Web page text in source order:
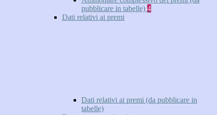
pubblicare in tabelle) 4
Dati relativi ai premi
Dati relativi ai premi (da pubblicare in
tabelle)